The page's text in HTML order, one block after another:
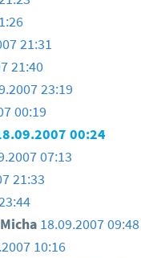
21:31
21:40
23:19
00:19
00:24
07:13
21:33
Micha 18.09.2007
10:16